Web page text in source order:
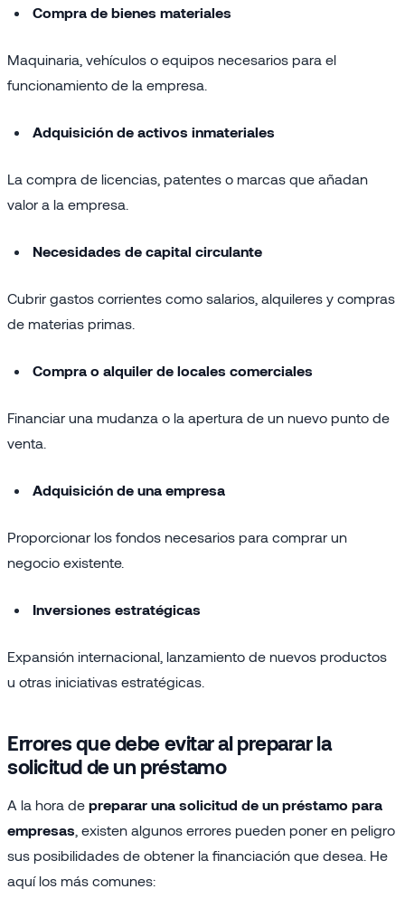
Compra de bienes materiales
Maquinaria, vehículos o equipos necesarios para el
funcionamiento de la empresa.
Adquisición de activos inmateriales
La compra de licencias, patentes o marcas que añadan
valor a la empresa.
Necesidades de capital circulante
Cubrir gastos corrientes como salarios, alquileres y compras
de materias primas.
Compra o alquiler de locales comerciales
Financiar una mudanza o la apertura de un nuevo punto de
venta.
Adquisición de una empresa
Proporcionar los fondos necesarios para comprar un
negocio existente.
Inversiones estratégicas
Expansión internacional, lanzamiento de nuevos productos
u otras iniciativas estratégicas.
Errores que debe evitar al preparar la
solicitud de un préstamo
A la hora de preparar una solicitud de un préstamo para
empresas , existen algunos errores pueden poner en peligro
sus posibilidades de obtener la financiación que desea. He
aquí los más comunes: